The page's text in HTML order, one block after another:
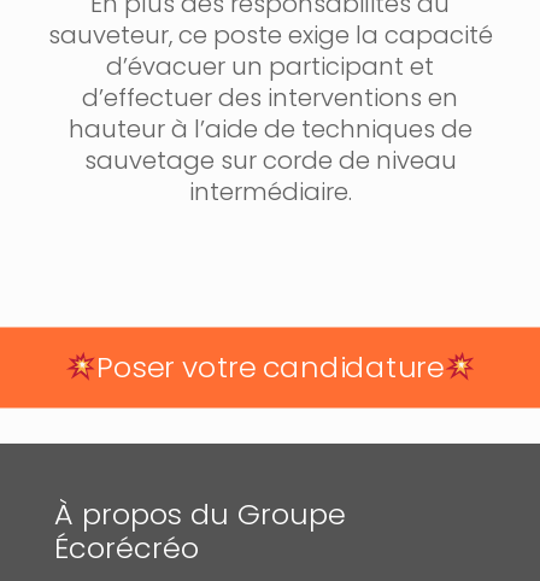
sauveteur, ce poste exige la capacité
d’évacuer un participant et
d’effectuer des interventions en
hauteur à l’aide de techniques de
sauvetage sur corde de niveau
intermédiaire.
Poser votre candidature
À propos du Groupe
Écorécréo